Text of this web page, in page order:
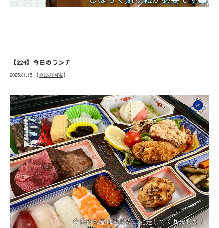
【224】今日のランチ
2025.01.15 【今日の国実】